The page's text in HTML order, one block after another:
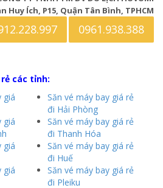
Huy Ích, P15, Quận Tân Bình, TPHCM
0961.938.388
các tỉnh:
giá
Săn vé máy bay giá rẻ
đi Hải Phòng
giá
Săn vé máy bay giá rẻ
đi Thanh Hóa
giá
Săn vé máy bay giá rẻ
đi Huế
giá
Săn vé máy bay giá rẻ
đi Pleiku